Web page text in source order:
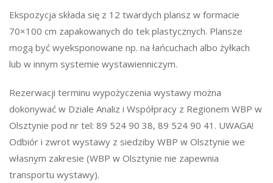
Ekspozycja składa się z 12 twardych plansz w formacie
70×100 cm zapakowanych do tek plastycznych. Plansze
mogą być wyeksponowane np. na łańcuchach albo żyłkach
lub w innym systemie wystawienniczym.
Rezerwacji terminu wypożyczenia wystawy można
dokonywać w Dziale Analiz i Współpracy z Regionem WBP w
Olsztynie pod nr tel: 89 524 90 38, 89 524 90 41. UWAGA!
Odbiór i zwrot wystawy z siedziby WBP w Olsztynie we
własnym zakresie (WBP w Olsztynie nie zapewnia
transportu wystawy).